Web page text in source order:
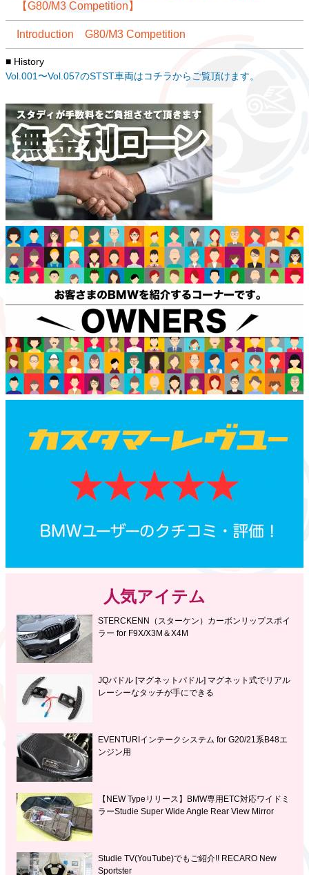
【G80/M3 Competition】
Introduction G80/M3 Competition
■ History
Vol.001〜Vol.057のSTST車両はコチラからご覧頂けます。
人気アイテム
STERCKENN（スターケン）カーボンリップスポイ
ラー for F9X/X3M＆X4M
JQパドル [マグネットパドル] マグネット式でリアル
レーシーなタッチが手にできる
EVENTURIインテークシステム for G20/21系B48エ
ンジン用
【NEW Typeリリース】BMW専用ETC対応ワイドミ
ラーStudie Super Wide Angle Rear View Mirror
Studie TV(YouTube)でもご紹介!! RECARO New
Sportster